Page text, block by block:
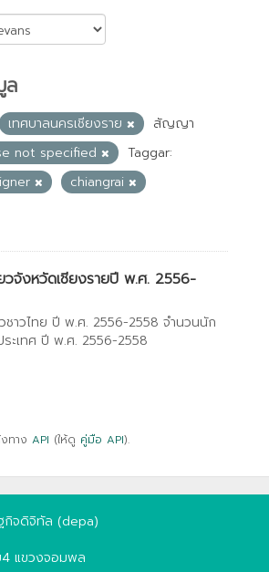
ล
เทศบาลนครเชียงราย
สัญญา
not specified
Taggar:
chiangrai
วจังหวัดเชียงรายปี พ.ศ. 2556-
ชาวไทย ปี พ.ศ. 2556-2558 จำนวนนัก
ระเทศ ปี พ.ศ. 2556-2558
ทาง API (ให้ดู คู่มือ API).
กิจดิจิทัล (depa)
แขวงจอมพล